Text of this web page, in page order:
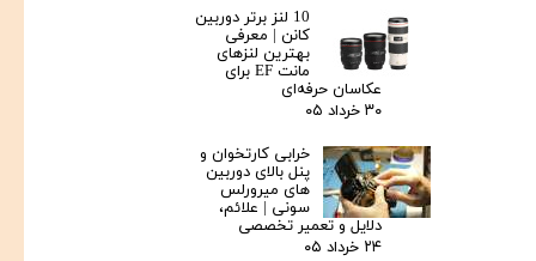
10 لنز برتر دوربین
کانن | معرفی
بهترین لنزهای
مانت EF برای
عکاسان حرفه‌ای
۳۰ خرداد ۰۵
خرابی کارتخوان و
پنل بالای دوربین‌
های میرورلس
سونی | علائم،
دلایل و تعمیر تخصصی
۲۴ خرداد ۰۵